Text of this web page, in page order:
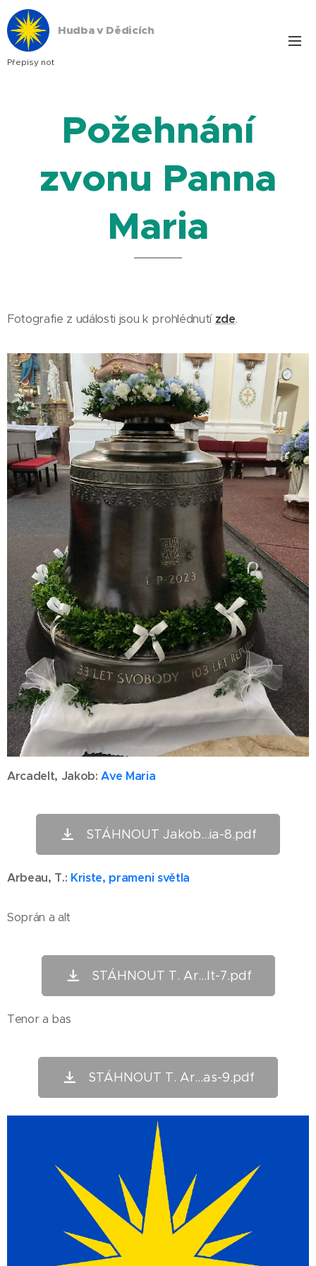
Hudba v Dědicích
Přepisy not
Požehnání
zvonu Panna
Maria
Fotografie z události jsou k prohlédnutí zde.
Arcadelt, Jakob:Ave Maria
STÁHNOUT Jakob...ia-8.pdf
Arbeau, T.: Kriste, prameni světla
Soprán a alt
STÁHNOUT T. Ar...lt-7.pdf
Tenor a bas
STÁHNOUT T. Ar...as-9.pdf